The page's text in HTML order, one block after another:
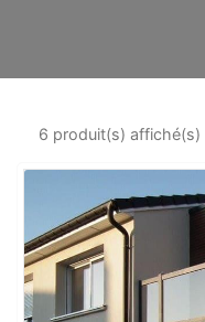
6 produit(s) affiché(s)